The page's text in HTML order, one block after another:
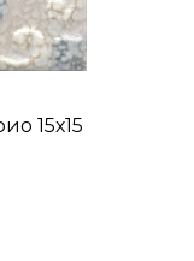
15х15